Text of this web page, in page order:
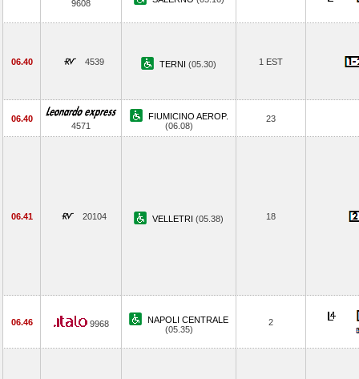
9608
06.40 4539 TERNI (05.30) 1 EST
06.40
4571
FIUMICINO AEROP.
(06.08)
23
06.41 20104 VELLETRI (05.38) 18
06.46 9968
NAPOLI CENTRALE
(05.35)
2